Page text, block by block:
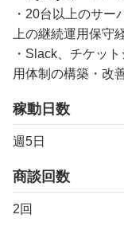
・20台以上のサー
上の継続運用保守
・Slack、チケッ
用体制の構築・改
稼動日数
週5日
商談回数
2回